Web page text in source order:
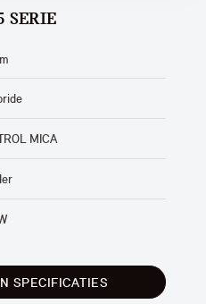
SERIE
MICA
SPECIFICATIES